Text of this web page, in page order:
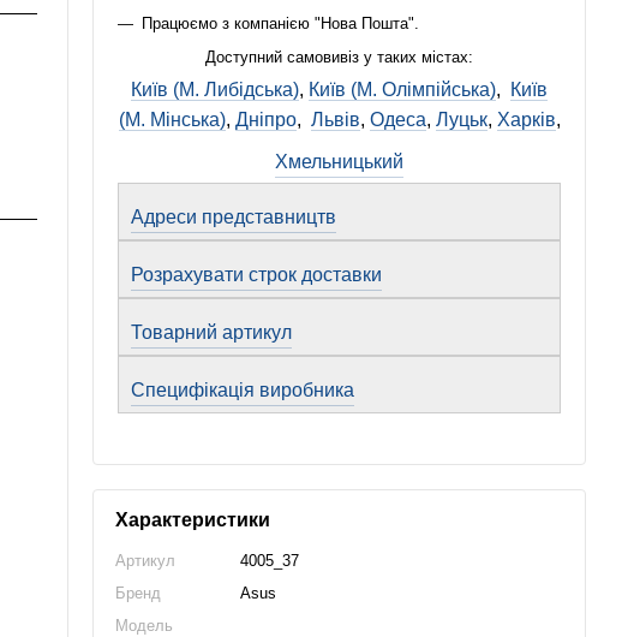
Працюємо з компанією "Нова Пошта".
Доступний самовивіз у таких містах:
Київ (М. Либідська), Київ (М. Олімпійська),
Київ
(М. Мінська), Дніпро, Львів, Одеса, Луцьк, Харків,
Хмельницький
Адреси представництв
Розрахувати строк доставки
Товарний артикул
Специфікація виробника
Характеристики
Артикул
4005_37
Бренд
Asus
Модель